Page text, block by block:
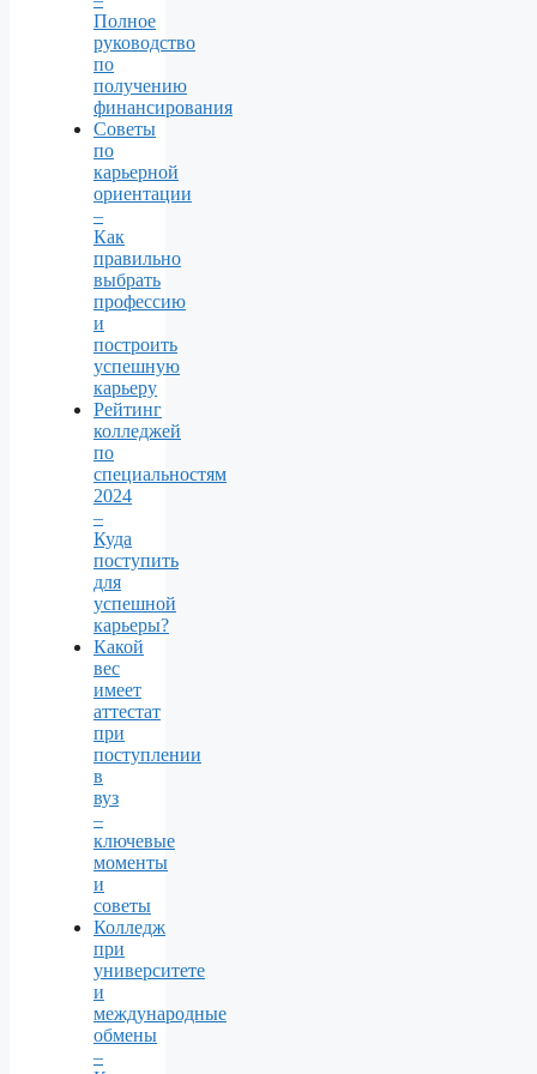
Полное
руководство
по
получению
финансирования
Советы
по
карьерной
ориентации
–
Как
правильно
выбрать
профессию
и
построить
успешную
карьеру
Рейтинг
колледжей
по
специальностям
2024
–
Куда
поступить
для
успешной
карьеры?
Какой
вес
имеет
аттестат
при
поступлении
в
вуз
–
ключевые
моменты
и
советы
Колледж
при
университете
и
международные
обмены
–